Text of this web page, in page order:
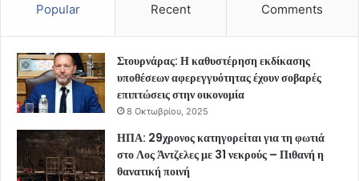
Popular Recent Comments
Στουρνάρας: Η καθυστέρηση εκδίκασης
υποθέσεων αφερεγγυότητας έχουν σοβαρές
επιπτώσεις στην οικονομία
8 Οκτωβρίου, 2025
ΗΠΑ: 29χρονος κατηγορείται για τη φωτιά
στο Λος Άντζελες με 31 νεκρούς – Πιθανή η
θανατική ποινή